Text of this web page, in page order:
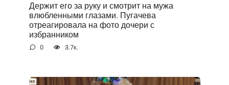
Держит его за руку и смотрит на мужа
влюбленными глазами. Пугачева
отреагировала на фото дочери с
избранником
0 3.7к.